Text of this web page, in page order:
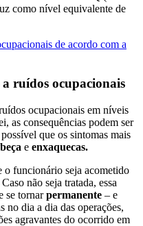
como nível equivalente de
de acordo com a
a ruídos ocupacionais
ocupacionais em níveis
as consequências podem ser
que os sintomas mais
e enxaquecas.
o funcionário seja acometido
Caso não seja tratada, essa
se tornarpermanente – e
no dia a dia das operações,
agravantes do ocorrido em